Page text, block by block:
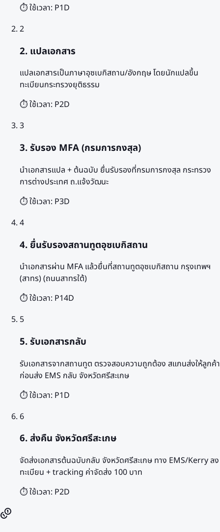
⏱️ ใช้เวลา: P1D
2
2. แปลเอกสาร
แปลเอกสารเป็นภาษาอุซเบกิสถาน/อังกฤษ โดยนักแปลขึ้น
ทะเบียนกระทรวงยุติธรรม
⏱️ ใช้เวลา: P2D
3
3. รับรอง MFA (กรมการกงสุล)
นำเอกสารแปล + ต้นฉบับ ยื่นรับรองที่กรมการกงสุล กระทรวง
การต่างประเทศ ถ.แจ้งวัฒนะ
⏱️ ใช้เวลา: P3D
4
4. ยื่นรับรองสถานทูตอุซเบกิสถาน
นำเอกสารผ่าน MFA แล้วยื่นที่สถานทูตอุซเบกิสถาน กรุงเทพฯ
(สาทร) (ถนนสาทรใต้)
⏱️ ใช้เวลา: P14D
5
5. รับเอกสารกลับ
รับเอกสารจากสถานทูต ตรวจสอบความถูกต้อง สแกนส่งให้ลูกค้า
ก่อนส่ง EMS กลับ จังหวัดศรีสะเกษ
⏱️ ใช้เวลา: P1D
6
6. ส่งคืน จังหวัดศรีสะเกษ
จัดส่งเอกสารต้นฉบับกลับ จังหวัดศรีสะเกษ ทาง EMS/Kerry ลง
ทะเบียน + tracking ค่าจัดส่ง 100 บาท
⏱️ ใช้เวลา: P2D